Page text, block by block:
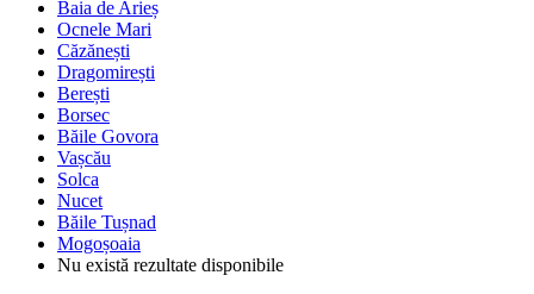
Baia de Arieș
Ocnele Mari
Căzănești
Dragomirești
Berești
Borsec
Băile Govora
Vașcău
Solca
Nucet
Băile Tușnad
Mogoșoaia
Nu există rezultate disponibile